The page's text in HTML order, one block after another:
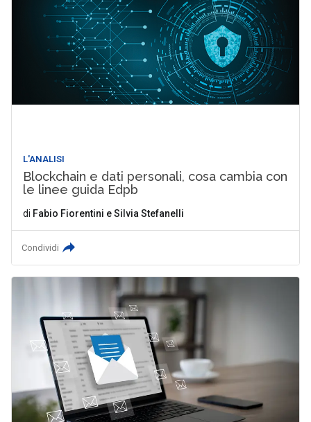
L'ANALISI
Blockchain e dati personali, cosa cambia con
le linee guida Edpb
di Fabio Fiorentini eSilvia Stefanelli
Condividi